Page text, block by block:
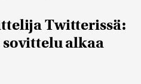
Twitterissä:
sovittelu alkaa